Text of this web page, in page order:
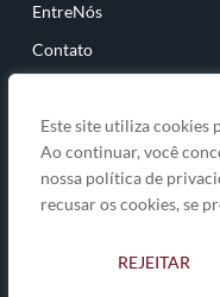
Este site utiliza cookies
Ao continuar, você
nossa política de
recusar os cookies, se
REJEITAR
EntreNós
Contato